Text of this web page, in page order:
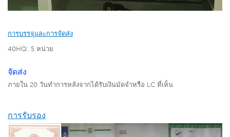
การบรรจุและการจัดส่ง
40HQ: 5 หน่วย
จัดส่ง
ภายใน 20 วันทำการหลังจากได้รับเงินมัดจำหรือ LC ที่เห็น
การรับรอง